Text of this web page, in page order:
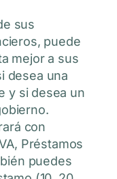
sus
puede
mejor a sus
desea una
y si desea un
con
Préstamos
puedes